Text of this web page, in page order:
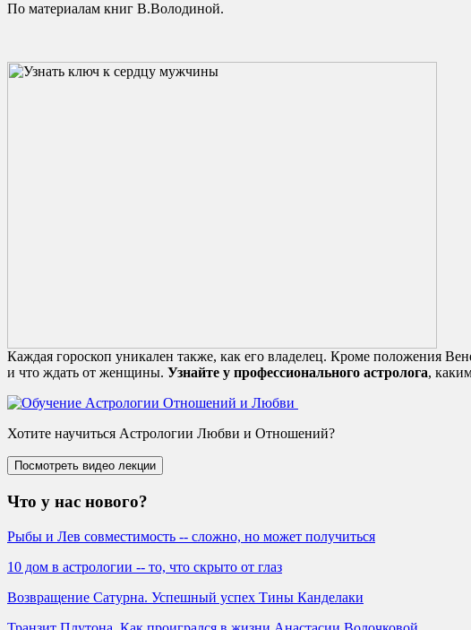
По материалам книг В.Володиной.
Каждая гороскоп уникален также, как его владелец. Кроме положения
и что ждать от женщины. Узнайте у профессионального астролога,
Хотите научиться Астрологии Любви и Отношений?
Что у нас нового?
Рыбы и Лев совместимость -- сложно, но может получиться
10 дом в астрологии -- то, что скрыто от глаз
Возвращение Сатурна. Успешный успех Тины Канделаки